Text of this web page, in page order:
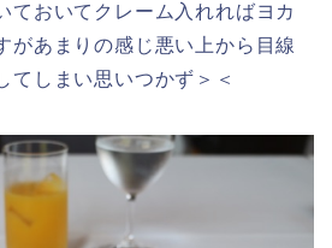
ておいてクレーム入れればヨカ
があまりの感じ悪い上から目線
てしまい思いつかず＞＜